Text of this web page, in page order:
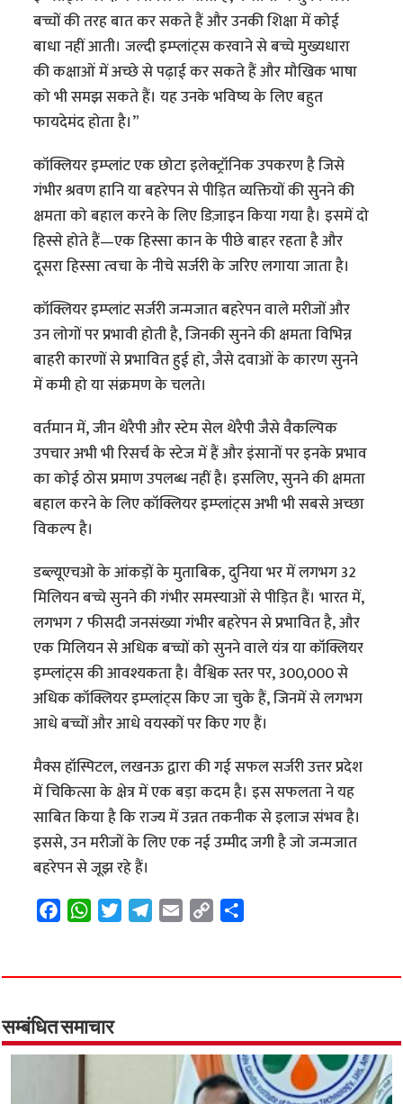
बच्चों की तरह बात कर सकते हैं और उनकी शिक्षा में कोई
बाधा नहीं आती। जल्दी इम्प्लांट्स करवाने से बच्चे मुख्यधारा
की कक्षाओं में अच्छे से पढ़ाई कर सकते हैं और मौखिक भाषा
को भी समझ सकते हैं। यह उनके भविष्य के लिए बहुत
फायदेमंद होता है।”
कॉक्लियर इम्प्लांट एक छोटा इलेक्ट्रॉनिक उपकरण है जिसे
गंभीर श्रवण हानि या बहरेपन से पीड़ित व्यक्तियों की सुनने की
क्षमता को बहाल करने के लिए डिज़ाइन किया गया है। इसमें दो
हिस्से होते हैं—एक हिस्सा कान के पीछे बाहर रहता है और
दूसरा हिस्सा त्वचा के नीचे सर्जरी के जरिए लगाया जाता है।
कॉक्लियर इम्प्लांट सर्जरी जन्मजात बहरेपन वाले मरीजों और
उन लोगों पर प्रभावी होती है, जिनकी सुनने की क्षमता विभिन्न
बाहरी कारणों से प्रभावित हुई हो, जैसे दवाओं के कारण सुनने
में कमी हो या संक्रमण के चलते।
वर्तमान में, जीन थेरैपी और स्टेम सेल थेरैपी जैसे वैकल्पिक
उपचार अभी भी रिसर्च के स्टेज में हैं और इंसानों पर इनके प्रभाव
का कोई ठोस प्रमाण उपलब्ध नहीं है। इसलिए, सुनने की क्षमता
बहाल करने के लिए कॉक्लियर इम्प्लांट्स अभी भी सबसे अच्छा
विकल्प है।
डब्ल्यूएचओ के आंकड़ों के मुताबिक, दुनिया भर में लगभग 32
मिलियन बच्चे सुनने की गंभीर समस्याओं से पीड़ित हैं। भारत में,
लगभग 7 फीसदी जनसंख्या गंभीर बहरेपन से प्रभावित है, और
एक मिलियन से अधिक बच्चों को सुनने वाले यंत्र या कॉक्लियर
इम्प्लांट्स की आवश्यकता है। वैश्विक स्तर पर, 300,000 से
अधिक कॉक्लियर इम्प्लांट्स किए जा चुके हैं, जिनमें से लगभग
आधे बच्चों और आधे वयस्कों पर किए गए हैं।
मैक्स हॉस्पिटल, लखनऊ द्वारा की गई सफल सर्जरी उत्तर प्रदेश
में चिकित्सा के क्षेत्र में एक बड़ा कदम है। इस सफलता ने यह
साबित किया है कि राज्य में उन्नत तकनीक से इलाज संभव है।
इससे, उन मरीजों के लिए एक नई उम्मीद जगी है जो जन्मजात
बहरेपन से जूझ रहे हैं।
F
e
o
o
W
t
A
p
T
t
r
T
e
a
E
i
C
y
n
k
r
सम्बंधित समाचार